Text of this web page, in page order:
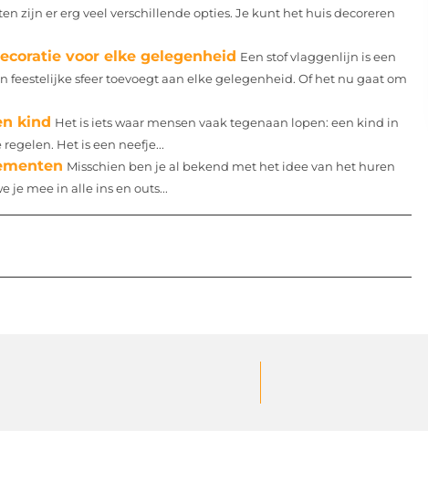
zijn er erg veel verschillende opties. Je kunt het huis decoreren
voor elke gelegenheid Een stof vlaggenlijn is een
feestelijke sfeer toevoegt aan elke gelegenheid. Of het nu gaat om
kind Het is iets waar mensen vaak tegenaan lopen: een kind in
Het is een neefje...
Misschien ben je al bekend met het idee van het huren
je mee in alle ins en outs...